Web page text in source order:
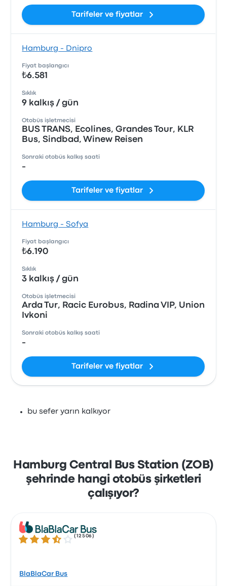
Tarifeler ve fiyatlar
Hamburg - Dnipro
Fiyat başlangıcı
₺6.581
Sıklık
9 kalkış / gün
Otobüs işletmecisi
BUS TRANS, Ecolines, Grandes Tour, KLR
Bus, Sindbad, Winew Reisen
Sonraki otobüs kalkış saati
-
Tarifeler ve fiyatlar
Hamburg - Sofya
Fiyat başlangıcı
₺6.190
Sıklık
3 kalkış / gün
Otobüs işletmecisi
Arda Tur, Racic Eurobus, Radina VIP, Union
Ivkoni
Sonraki otobüs kalkış saati
-
Tarifeler ve fiyatlar
bu sefer yarın kalkıyor
Hamburg Central Bus Station (ZOB)
şehrinde hangi otobüs şirketleri
çalışıyor?
3.7 üzerinden 5 yıldız
(12506 )
BlaBlaCar Bus